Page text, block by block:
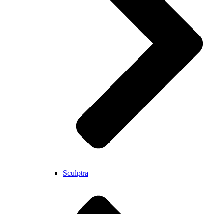
Sculptra